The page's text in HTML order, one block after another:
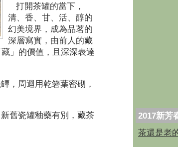
打開茶罐的當下，
清、香、甘、活、醇的
幻美境界，成為品茗的
深層寫實，由前人的藏
」的價值，且深深表達
，周迴用乾箬葉密砌，
舊瓷罐釉藥有別，藏茶
2017新芳
茶還是老